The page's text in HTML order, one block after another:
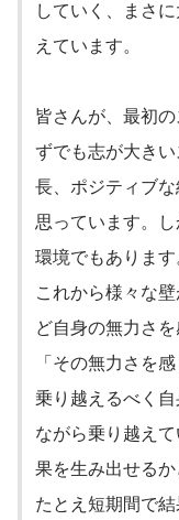
していく、まさ
えています。
皆さんが、最初
ずでも志が大き
長、ポジティブ
思っています。
環境でもあります
これから様々な
ど自身の無力さを
「その無力さを
乗り越えるべく
ながら乗り越え
果を生み出せるか
たとえ短期間で